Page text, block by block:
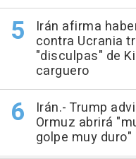
Irán afirma
contra Ucrania
"disculpas" de
carguero
Irán.- Trump
Ormuz abrirá
golpe muy duro"